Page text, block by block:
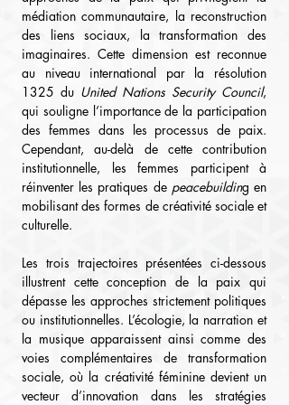
médiation communautaire, la reconstruction
des liens sociaux, la transformation des
imaginaires. Cette dimension est reconnue
au niveau international par la résolution
1325 du United Nations Security Council,
qui souligne l’importance de la participation
des femmes dans les processus de paix.
Cependant, au-delà de cette contribution
institutionnelle, les femmes participent à
réinventer les pratiques de peacebuilding en
mobilisant des formes de créativité sociale et
culturelle.
Les trois trajectoires présentées ci-dessous
illustrent cette conception de la paix qui
dépasse les approches strictement politiques
ou institutionnelles. L’écologie, la narration et
la musique apparaissent ainsi comme des
voies complémentaires de transformation
sociale, où la créativité féminine devient un
vecteur d’innovation dans les stratégies